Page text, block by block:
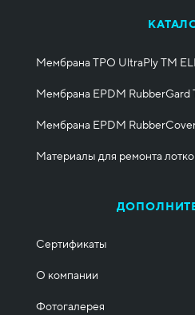
Мембрана TPO UltraPly ТМ
Мембрана EPDM RubberGard
Мембрана EPDM
Материалы для ремонта
Сертификаты
О компании
Фотогалерея